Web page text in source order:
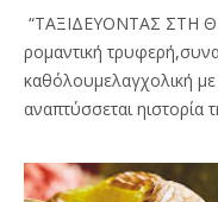
“ΤΑΞΙΔΕΥΟΝΤΑΣ ΣΤΗ
ρομαντική
καθόλουμελαγχολική με
αναπτύσσεται ηιστορία